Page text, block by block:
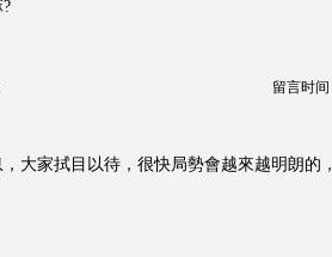
留言时间
大家拭目以待，很快局勢會越來越明朗的